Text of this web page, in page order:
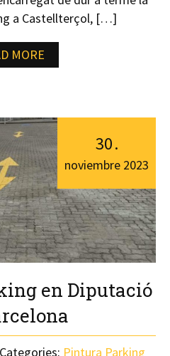
a Castellterçol, […]
MORE
en Diputació
30.
noviembre 2023
Categories: Pintura Parking